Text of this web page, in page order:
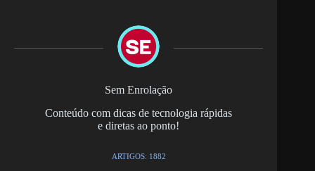
Sem Enrolação
Conteúdo com dicas de tecnologia rápidas
e diretas ao ponto!
ARTIGOS: 1882